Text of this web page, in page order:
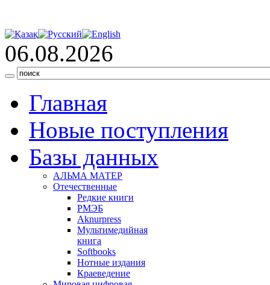
06.08.2026
Главная
Новые поступления
Базы данных
АЛЬМА МАТЕР
Отечественные
Редкие книги
РМЭБ
Аknurpress
Мультимедийная
книга
Softbooks
Нотные издания
Краеведение